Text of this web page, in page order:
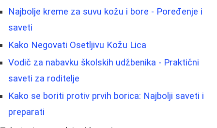
Najbolje kreme za suvu kožu i bore - Poređenje i
saveti
Kako Negovati Osetljivu Kožu Lica
Vodič za nabavku školskih udžbenika - Praktični
saveti za roditelje
Kako se boriti protiv prvih borica: Najbolji saveti i
preparati